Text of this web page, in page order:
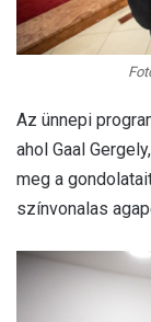
Az ünnepi
ahol Gaal
meg a
színvonalas